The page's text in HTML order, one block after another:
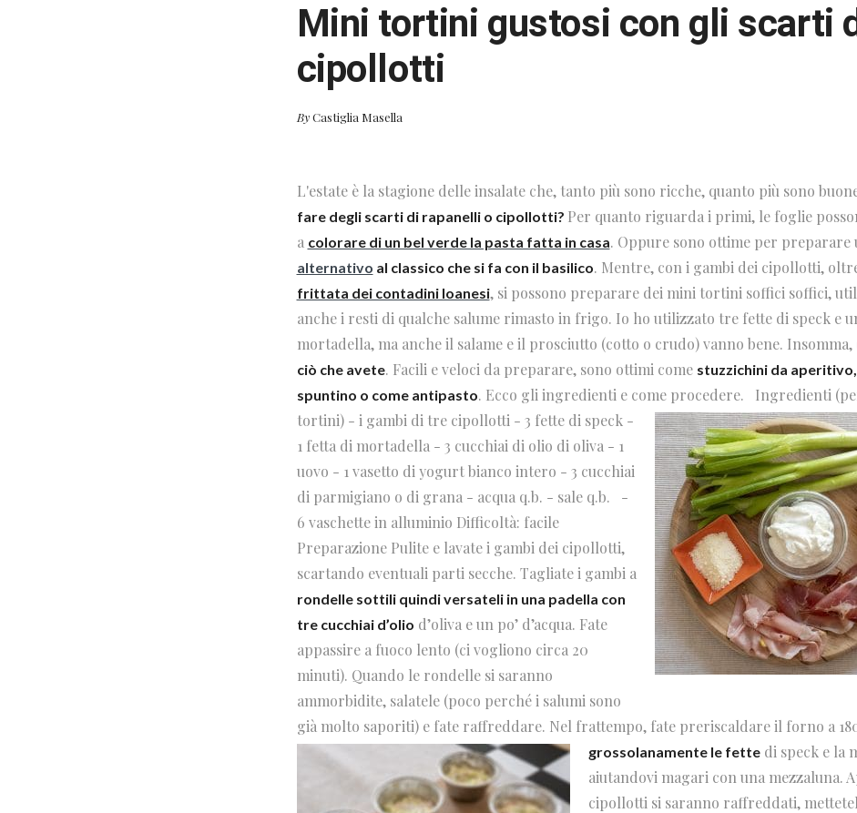
Mini tortini gustosi con gli scarti
cipollotti
ByCastiglia Masella
L'estate è la stagione delle insalate che, tanto più sono ricche, quanto più sono
fare degli scarti di rapanelli o cipollotti? Per quanto riguarda i primi, le foglie
a colorare di un bel verde la pasta fatta in casa. Oppure sono ottime per preparare
alternativo al classico che si fa con il basilico. Mentre, con i gambi dei cipollotti,
frittata dei contadini loanesi, si possono preparare dei mini tortini soffici soffici,
anche i resti di qualche salume rimasto in frigo. Io ho utilizzato tre fette di speck e
mortadella, ma anche il salame e il prosciutto (cotto o crudo) vanno bene. Insomma,
ciò che avete. Facili e veloci da preparare, sono ottimi come stuzzichini da
spuntino o come antipasto. Ecco gli ingredienti e come procedere. Ingredienti
tortini)- i gambi di tre cipollotti - 3 fette di speck -
1 fetta di mortadella - 3 cucchiai di olio di oliva - 1
uovo - 1 vasetto di yogurt bianco intero - 3 cucchiai
di parmigiano o di grana - acqua q.b. - sale q.b. -
6 vaschette in alluminio Difficoltà: facile
Preparazione Pulite e lavate i gambi dei cipollotti,
scartando eventuali parti secche. Tagliate i gambi a
rondelle sottili quindi versateli in una padella con
tre cucchiai d’olio d’oliva e un po’ d’acqua. Fate
appassire a fuoco lento (ci vogliono circa 20
minuti). Quando le rondelle si saranno
ammorbidite, salatele (poco perché i salumi sono
già molto saporiti) e fate raffreddare. Nel frattempo, fate preriscaldare il forno a
grossolanamente le fettedi speck e la
aiutandovi magari con una mezzaluna.
cipollotti si saranno raffreddati,